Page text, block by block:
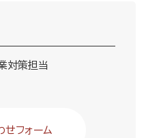
対策担当
せフォーム